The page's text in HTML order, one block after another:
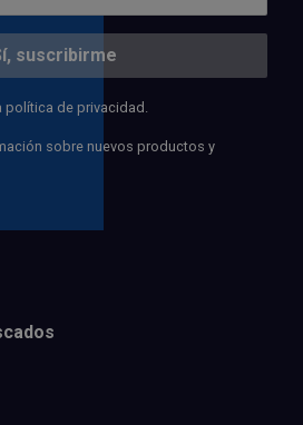
política de privacidad.
sobre nuevos productos y